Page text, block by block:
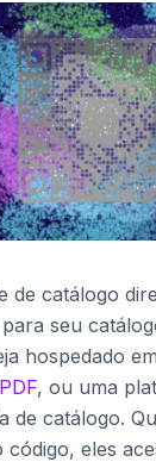
de catálogo
seu
hospedado
, ou uma
de catálogo.
código, eles